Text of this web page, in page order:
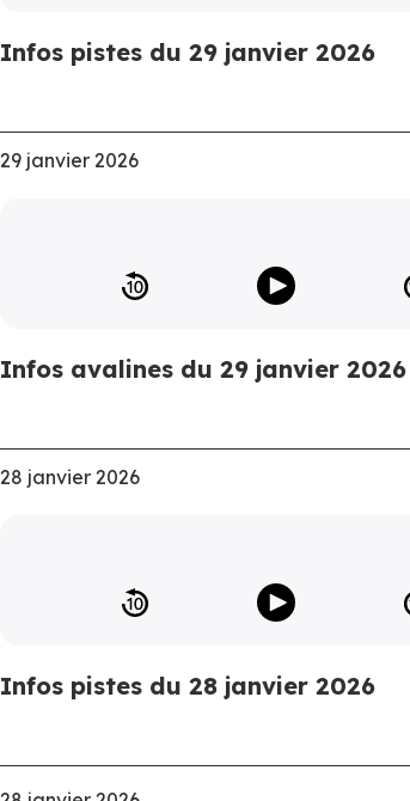
Infos pistes du 29 janvier 2026
29 janvier 2026
Infos avalines du 29 janvier 2026
28 janvier 2026
Infos pistes du 28 janvier 2026